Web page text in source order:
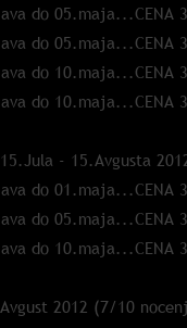
do 05.maja...CENA
do 05.maja...CENA
do 10.maja...CENA
do 10.maja...CENA
- 15.Avgusta
do 01.maja...CENA
do 05.maja...CENA
do 10.maja...CENA
2012 (7/10